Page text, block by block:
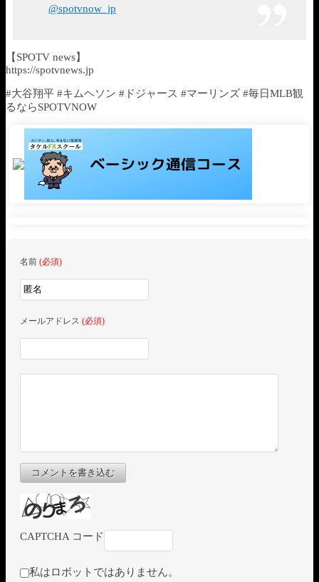
@spotvnow_jp
【SPOTV news】
https://spotvnews.jp
#大谷翔平 #キムヘソン #ドジャース #マーリンズ #毎日MLB観
るならSPOTVNOW
名前 (必須)
メールアドレス (必須)
コメントを書き込む
CAPTCHA コード
私はロボットではありません。